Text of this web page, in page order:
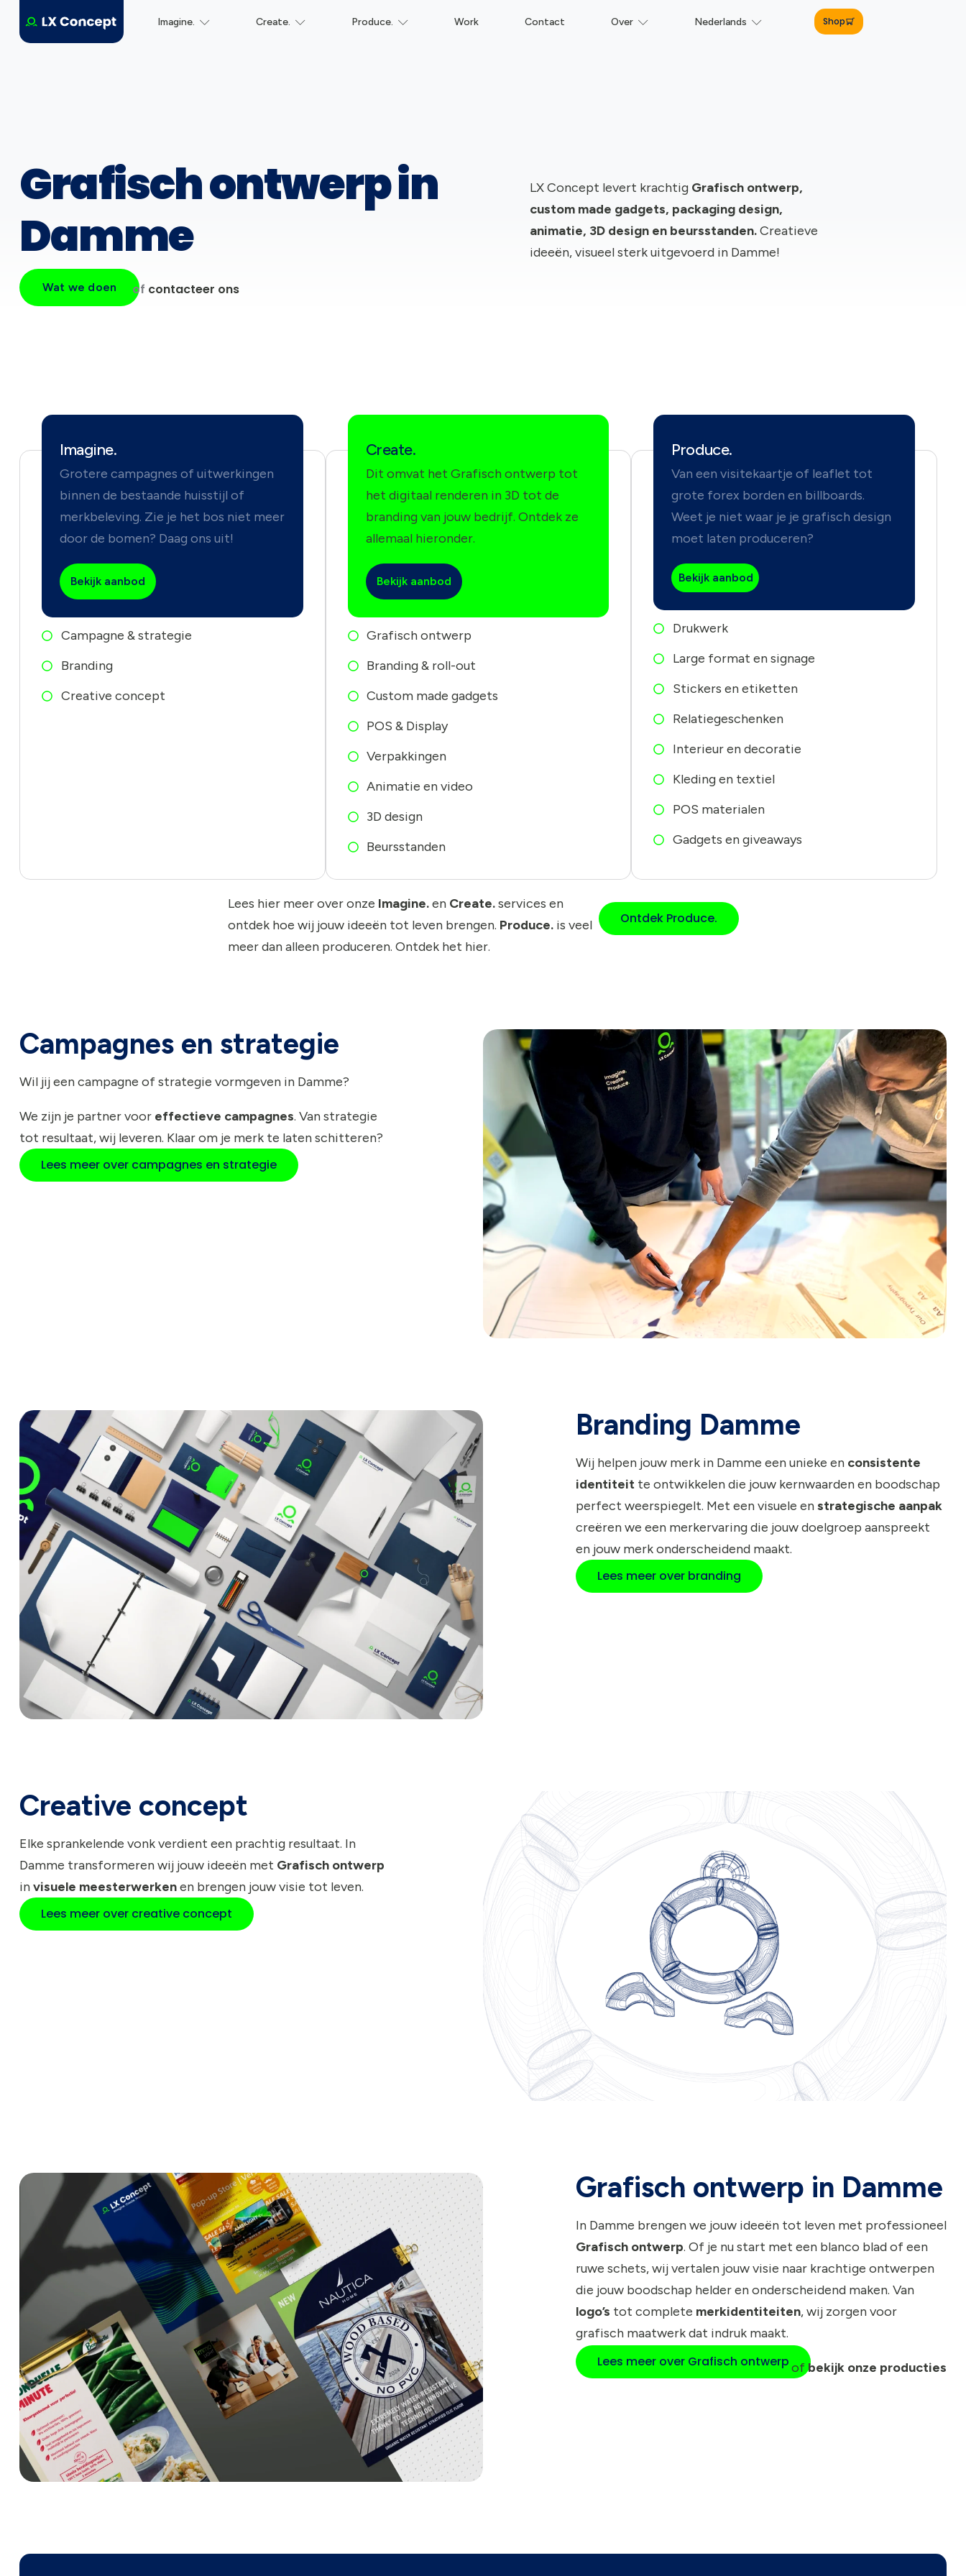
Shop
Imagine. Create. Produce. Work Contact Over Nederlands
Grafisch ontwerp in
Damme
LX Concept levert krachtig Grafisch ontwerp,
custom made gadgets, packaging design,
animatie, 3D design en beursstanden.Creatieve
ideeën, visueel sterk uitgevoerd in Damme!
Wat we doen of contacteer ons
Imagine.
Grotere campagnes of uitwerkingen
binnen de bestaande huisstijl of
merkbeleving. Zie je het bos niet meer
door de bomen? Daag ons uit!
Bekijk aanbod
Campagne & strategie
Branding
Creative concept
Create.
Dit omvat het Grafisch ontwerp tot
het digitaal renderen in 3D tot de
branding van jouw bedrijf. Ontdek ze
allemaal hieronder.
Bekijk aanbod
Grafisch ontwerp
Branding & roll-out
Custom made gadgets
POS & Display
Verpakkingen
Animatie en video
3D design
Beursstanden
Produce.
Van een visitekaartje of leaflet tot
grote forex borden en billboards.
Weet je niet waar je je grafisch design
moet laten produceren?
Bekijk aanbod
Drukwerk
Large format en signage
Stickers en etiketten
Relatiegeschenken
Interieur en decoratie
Kleding en textiel
POS materialen
Gadgets en giveaways
Lees hier meer over onze Imagine.en Create.services en
ontdek hoe wij jouw ideeën tot leven brengen. Produce.is veel
meer dan alleen produceren. Ontdek het hier.
Ontdek Produce.
Campagnes en strategie
Wil jij een campagne of strategie vormgeven in Damme?
We zijn je partner voor effectieve campagnes. Van strategie
tot resultaat, wij leveren. Klaar om je merk te laten schitteren?
Lees meer over campagnes en strategie
Branding Damme
Wij helpen jouw merk in Damme een unieke en consistente
identiteit te ontwikkelen die jouw kernwaarden en boodschap
perfect weerspiegelt. Met een visuele enstrategische aanpak
creëren we een merkervaring die jouw doelgroep aanspreekt
en jouw merk onderscheidend maakt.
Lees meer over branding
Creative concept
Elke sprankelende vonk verdient een prachtig resultaat. In
Damme transformeren wij jouw ideeën met Grafisch ontwerp
invisuele meesterwerkenen brengen jouw visie tot leven.
Lees meer over creative concept
Grafisch ontwerp in Damme
In Damme brengen we jouw ideeën tot leven met professioneel
Grafisch ontwerp. Of je nu start met een blanco blad of een
ruwe schets, wij vertalen jouw visie naar krachtige ontwerpen
die jouw boodschap helder en onderscheidend maken. Van
logo’s tot complete merkidentiteiten, wij zorgen voor
grafisch maatwerk dat indruk maakt.
Lees meer over Grafisch ontwerpofbekijk onze producties